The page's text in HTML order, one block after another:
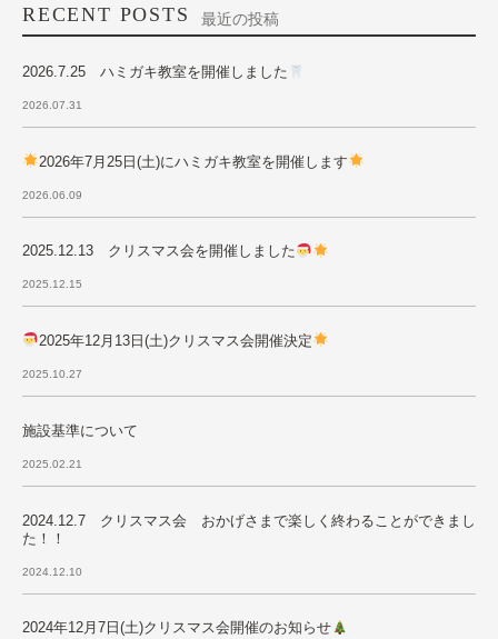
RECENT POSTS 最近の投稿
2026.7.25 ハミガキ教室を開催しました
2026.07.31
2026年7月25日(土)にハミガキ教室を開催します
2026.06.09
2025.12.13 クリスマス会を開催しました
2025.12.15
2025年12月13日(土)クリスマス会開催決定
2025.10.27
施設基準について
2025.02.21
2024.12.7 クリスマス会 おかげさまで楽しく終わることができまし
た！！
2024.12.10
2024年12月7日(土)クリスマス会開催のお知らせ